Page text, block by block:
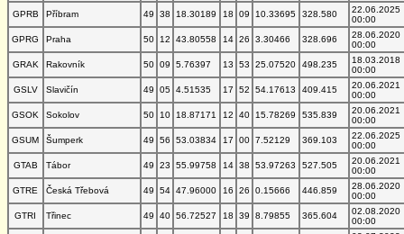
GPRB
Příbram 49 38 18.30189 18 09 10.33695 328.580
22.06.2025
00:00
GPRG
Praha 50 12 43.80558 14 26 3.30466 328.696
28.06.2020
00:00
GRAK
Rakovník 50 09 5.76397 13 53 25.07520 498.235
18.03.2018
00:00
GSLV
Slavičín 49 05 4.51535 17 52 54.17613 409.415
20.06.2021
00:00
GSOK
Sokolov 50 10 18.87171 12 40 15.78269 535.839
20.06.2021
00:00
GSUM
Šumperk 49 56 53.03834 17 00 7.52129 369.103
22.06.2025
00:00
GTAB
Tábor 49 23 55.99758 14 38 53.97263 527.505
20.06.2021
00:00
GTRE
Česká Třebová 49 54 47.96000 16 26 0.15666 446.859
28.06.2020
00:00
GTRI
Třinec 49 40 56.72527 18 39 8.79855 365.604
02.08.2020
00:00